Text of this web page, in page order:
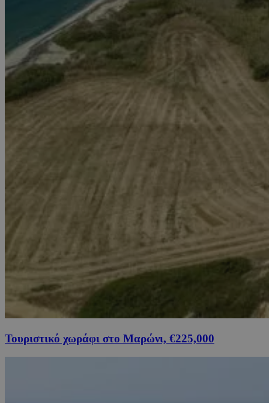
Τουριστικό χωράφι στο Μαρώνι, €225,000